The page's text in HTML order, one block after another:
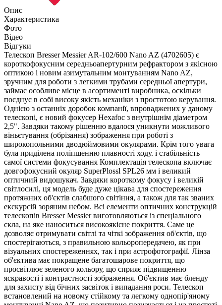
Опис
Характеристика
Фото
Відео
Відгуки
Телескоп Bresser Messier AR-102/600 Nano AZ (4702605) є
короткофокусним середньоапертурним рефрактором з якісною
оптикою і новим азимутальним монтуванням Nano AZ,
зручним для роботи з легкими трубами середньої апертури,
займає особливе місце в асортименті виробника, оскільки
поєднує в собі високу якість механіки з простотою керування.
Однією з останніх доробок компанії, впроваджених у даному
телескопі, є новий фокусер Hexafoc з внутрішнім діаметром
2,5". Завдяки такому рішенню вдалося уникнути можливого
віньєтування (обрізання) зображення при роботі з
широкопольними дводюймовими окулярами. Крім того увага
була приділена поліпшенню плавності ходу. і стабільність
самої системи фокусування Комплектація телескопа включає
довгофокусний окуляр SuperPlossl SPL26 мм і великий
оптичний видошукач. Завдяки короткому фокусу і великій
світлосилі, ця модель буде дуже цікава для спостереження
протяжних об'єктів слабшого світіння, а також для так званих
екскурсій зоряним небом. Всі елементи оптичних конструкцій
телескопів Bresser Messier виготовляються із спеціального
скла, на яке наноситься високоякісне покриття. Саме це
дозволяє отримувати світлі та чіткі зображення об'єктів, що
спостерігаються, з правильною кольоропередачею, як при
візуальних спостереженнях, так і при астрофотографії. Лінза
об'єктива має покращене багатошарове покриття, що
просвітлює зеленого кольору, що сприяє підвищенню
яскравості і контрастності зображення. Об'єктив має бленду
для захисту від бічних засвіток і випадання роси. Телескоп
встановлений на новому стійкому та легкому однопір'яному